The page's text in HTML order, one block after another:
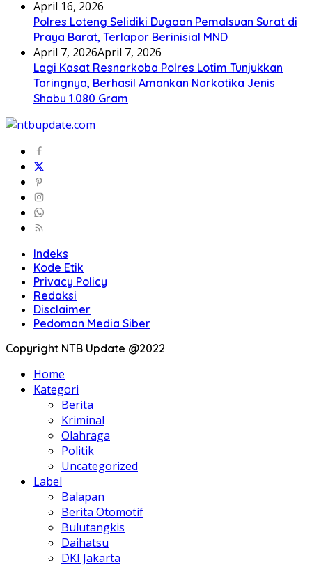
April 16, 2026
Polres Loteng Selidiki Dugaan Pemalsuan Surat di
Praya Barat, Terlapor Berinisial MND
April 7, 2026April 7, 2026
Lagi Kasat Resnarkoba Polres Lotim Tunjukkan
Taringnya, Berhasil Amankan Narkotika Jenis
Shabu 1.080 Gram
Indeks
Kode Etik
Privacy Policy
Redaksi
Disclaimer
Pedoman Media Siber
Copyright NTB Update @2022
Home
Kategori
Berita
Kriminal
Olahraga
Politik
Uncategorized
Label
Balapan
Berita Otomotif
Bulutangkis
Daihatsu
DKI Jakarta